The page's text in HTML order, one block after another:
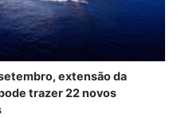
extensão da
trazer 22 novos